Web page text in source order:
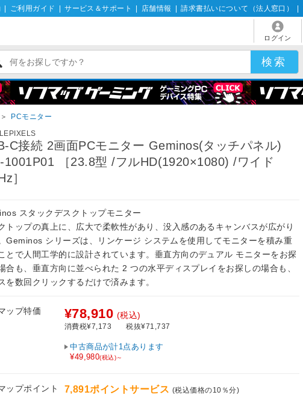
ご利用ガイド サービス＆サポート 店舗情報 請求書払いについて（法人窓口）
ログイン
＞
PCモニター
C接続 2画面PCモニター Geminos(タッチパネル)
1001P01 ［23.8型 /フルHD(1920×1080) /ワイド
］
スタックデスクトップモニター
トップの真上に、広大で柔軟性があり、没入感のあるキャンバスが広がり
Geminos シリーズは、リンケージ システムを使用してモニターを積み重
とで人間工学的に設計されています。垂直方向のデュアル モニターをお探
合も、垂直方向に並べられた 2 つの水平ディスプレイをお探しの場合も、
を数回クリックするだけで済みます。
ップ特価 ¥78,910 (税込)
消費税¥7,173 税抜¥71,737
中古商品が計1点あります
¥49,980(税込)～
ップポイント 7,891ポイントサービス (税込価格の10％分)